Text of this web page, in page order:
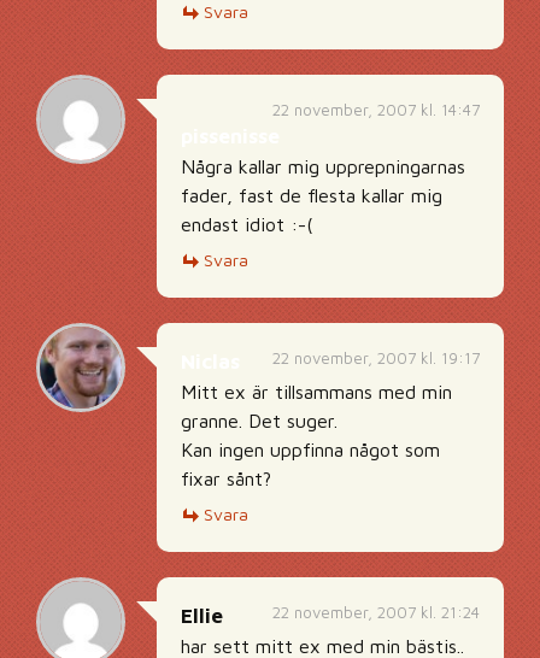
Svara
22 november, 2007 kl. 14:47
Några kallar mig upprepningarnas
fader, fast de flesta kallar mig
endast idiot :-(
Svara
22 november, 2007 kl. 19:17
Mitt ex är tillsammans med min
granne. Det suger.
Kan ingen uppfinna något som
fixar sånt?
Svara
22 november, 2007 kl. 21:24
Ellie
har sett mitt ex med min bästis..